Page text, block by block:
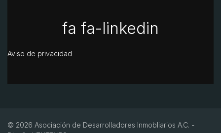
fa fa-linkedin
Aviso de privacidad
© 2026 Asociación de Desarrolladores Inmobliarios A.C. -